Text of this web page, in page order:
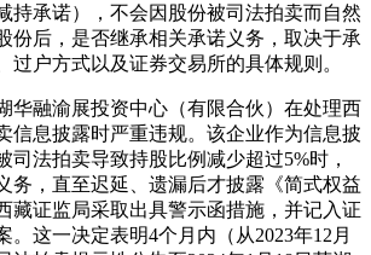
持承诺），不会因股份被司法拍卖而自然
份后，是否继承相关承诺义务，取决于承
过户方式以及证券交易所的具体规则。
华融渝展投资中心（有限合伙）在处理西
信息披露时严重违规。该企业作为信息披
司法拍卖导致持股比例减少超过5%时，
务，直至迟延、遗漏后才披露《简式权益
藏证监局采取出具警示函措施，并记入证
。这一决定表明4个月内（从2023年12月